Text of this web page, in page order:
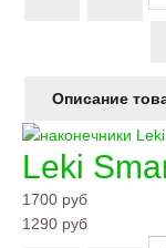
Описание
Leki
1700 руб
1290 руб